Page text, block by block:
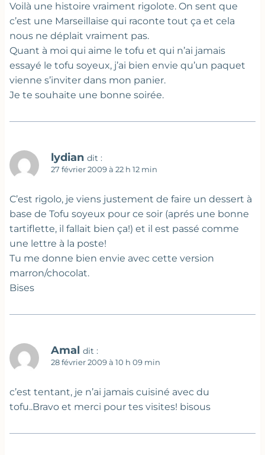
Voilà une histoire vraiment rigolote. On sent que
c’est une Marseillaise qui raconte tout ça et cela
nous ne déplait vraiment pas.
Quant à moi qui aime le tofu et qui n’ai jamais
essayé le tofu soyeux, j’ai bien envie qu’un paquet
vienne s’inviter dans mon panier.
Je te souhaite une bonne soirée.
lydian dit :
27 février 2009 à 22 h 12 min
C’est rigolo, je viens justement de faire un dessert à
base de Tofu soyeux pour ce soir (aprés une bonne
tartiflette, il fallait bien ça!) et il est passé comme
une lettre à la poste!
Tu me donne bien envie avec cette version
marron/chocolat.
Bises
Amal dit :
28 février 2009 à 10 h 09 min
c’est tentant, je n’ai jamais cuisiné avec du
tofu..Bravo et merci pour tes visites! bisous